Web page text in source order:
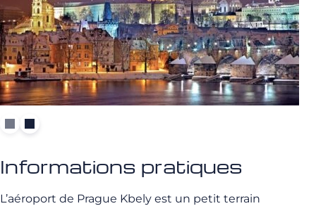
Informations pratiques
L’aéroport de Prague Kbely est un petit terrain